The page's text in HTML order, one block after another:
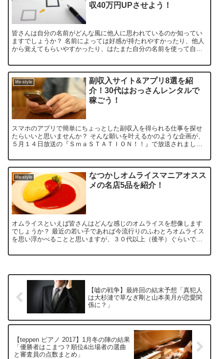
収40万円UPさせよう！
皆さんは自分の名前がどんな風に他人に思われているのか知ってい
ますでしょうか？ 名前によっては好感が持たれやすかったり、他人
から覚えてもらいやすかったり、はたまた自分の名前を使って自分
life-style
副収入サイト&アプリ8選を紹
介！30代はおっさんレンタルで
稼ごう！
スマホのアプリで簡単にちょっとした副収入を得られる仕事を探せ
たらいいと思いませんか？ そんな願いを叶えるかのような企画が、
５月１４日放送の『ＳｍａＳＴＡＴＩＯＮ！！』で放送されまし
life-style
なつかしオムライスマニアオスス
メの名店5品を紹介！
オムライスといえば皆さんはどんな感じのオムライスを想像します
でしょうか？ 最近の若い子であれば今流行りのふわとろオムライス
を思い浮かべることと思いますが、３０代以上（後半）ぐらいであ
【嘘の戦争】最終回の結末予想「真犯人
は大杉漣で草なぎ剛と山本美月が恋愛関
係に？」
【teppen ピアノ 2017】1月冬の陣の結果
「優勝者はこまつ？順位&出場者の選曲
と審査員の点数まとめ」